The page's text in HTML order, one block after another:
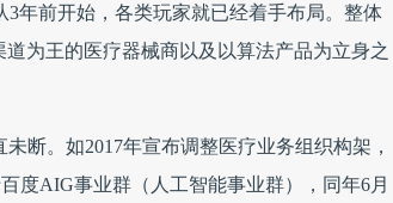
年前开始，各类玩家就已经着手布局。整体
为王的医疗器械商以及以算法产品为立身之
断。如2017年宣布调整医疗业务组织构架，
度AIG事业群（人工智能事业群），同年6月